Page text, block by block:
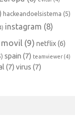
hackeandoelsistema (5)
instagram (8)
movil (9) netflix(6)
spain (7) teamviewer (4)
(7) virus (7)